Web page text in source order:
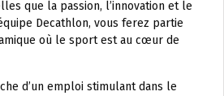
que la passion, l’innovation et le
Decathlon, vous ferez partie
où le sport est au cœur de
d’un emploi stimulant dans le